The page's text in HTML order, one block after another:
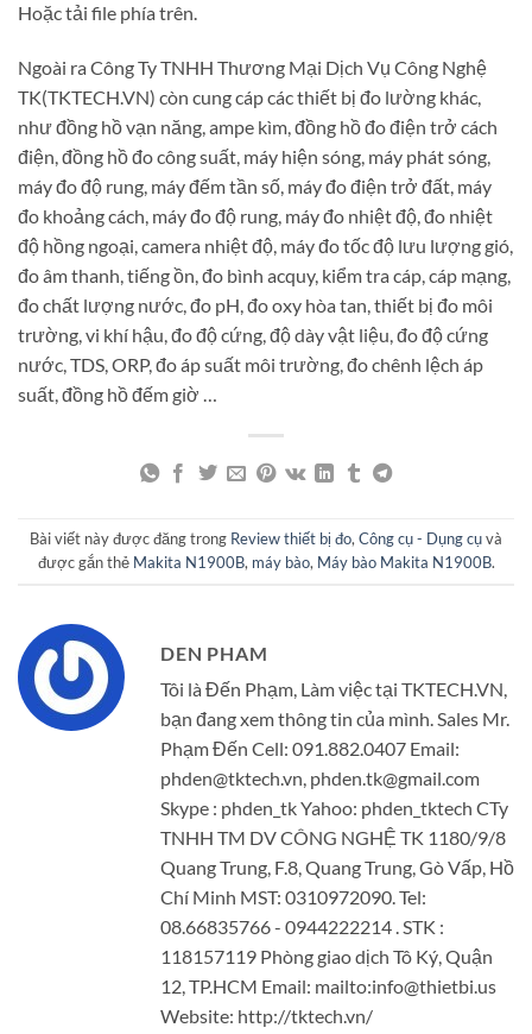
Hoặc tải file phía trên.
Ngoài ra Công Ty TNHH Thương Mại Dịch Vụ Công Nghệ
TK(TKTECH.VN) còn cung cáp các thiết bị đo lường khác,
như đồng hồ vạn năng, ampe kìm, đồng hồ đo điện trở cách
điện, đồng hồ đo công suất, máy hiện sóng, máy phát sóng,
máy đo độ rung, máy đếm tần số, máy đo điện trở đất, máy
đo khoảng cách, máy đo độ rung, máy đo nhiệt độ, đo nhiệt
độ hồng ngoại, camera nhiệt độ, máy đo tốc độ lưu lượng gió,
đo âm thanh, tiếng ồn, đo bình acquy, kiểm tra cáp, cáp mạng,
đo chất lượng nước, đo pH, đo oxy hòa tan, thiết bị đo môi
trường, vi khí hậu, đo độ cứng, độ dày vật liệu, đo độ cứng
nước, TDS, ORP, đo áp suất môi trường, đo chênh lệch áp
suất, đồng hồ đếm giờ …
Bài viết này được đăng trong Review thiết bị đo, Công cụ - Dụng cụvà
được gắn thẻ Makita N1900B, máy bào, Máy bào Makita N1900B.
DEN PHAM
Tôi là Đến Phạm, Làm việc tại TKTECH.VN,
bạn đang xem thông tin của mình. Sales Mr.
Phạm Đến Cell: 091.882.0407 Email:
phden@tktech.vn, phden.tk@gmail.com
Skype : phden_tk Yahoo: phden_tktech CTy
TNHH TM DV CÔNG NGHỆ TK 1180/9/8
Quang Trung, F.8, Quang Trung, Gò Vấp, Hồ
Chí Minh MST: 0310972090. Tel:
08.66835766 - 0944222214 . STK :
118157119 Phòng giao dịch Tô Ký, Quận
12, TP.HCM Email: mailto:info@thietbi.us
Website: http://tktech.vn/